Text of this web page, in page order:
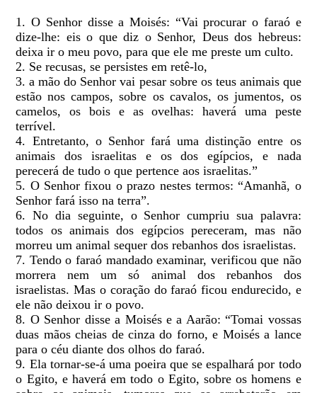
1. O Senhor disse a Moisés: “Vai procurar o faraó e
dize-lhe: eis o que diz o Senhor, Deus dos hebreus:
deixa ir o meu povo, para que ele me preste um culto.
2. Se recusas, se persistes em retê-lo,
3. a mão do Senhor vai pesar sobre os teus animais que
estão nos campos, sobre os cavalos, os jumentos, os
camelos, os bois e as ovelhas: haverá uma peste
terrível.
4. Entretanto, o Senhor fará uma distinção entre os
animais dos israelitas e os dos egípcios, e nada
perecerá de tudo o que pertence aos israelitas.”
5. O Senhor fixou o prazo nestes termos: “Amanhã, o
Senhor fará isso na terra”.
6. No dia seguinte, o Senhor cumpriu sua palavra:
todos os animais dos egípcios pereceram, mas não
morreu um animal sequer dos rebanhos dos israelistas.
7. Tendo o faraó mandado examinar, verificou que não
morrera nem um só animal dos rebanhos dos
israelistas. Mas o coração do faraó ficou endurecido, e
ele não deixou ir o povo.
8. O Senhor disse a Moisés e a Aarão: “Tomai vossas
duas mãos cheias de cinza do forno, e Moisés a lance
para o céu diante dos olhos do faraó.
9. Ela tornar-se-á uma poeira que se espalhará por todo
o Egito, e haverá em todo o Egito, sobre os homens e